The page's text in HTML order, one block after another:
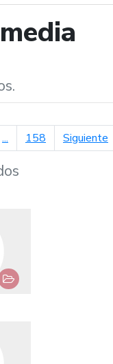
de búsqueda
... 158 Siguiente